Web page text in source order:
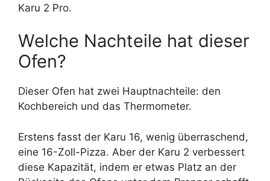
Karu 2 Pro.
Welche Nachteile hat dieser
Ofen?
Dieser Ofen hat zwei Hauptnachteile: den
Kochbereich und das Thermometer.
Erstens fasst der Karu 16, wenig überraschend,
eine 16-Zoll-Pizza. Aber der Karu 2 verbessert
diese Kapazität, indem er etwas Platz an der